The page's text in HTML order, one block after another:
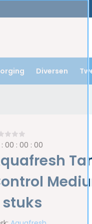
Diversen
:00 :00 :00
stuks